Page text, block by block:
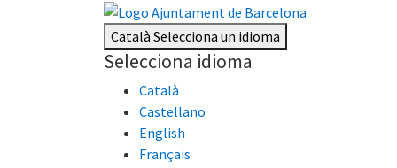
Català Selecciona un idioma
Selecciona idioma
Català
Castellano
English
Français